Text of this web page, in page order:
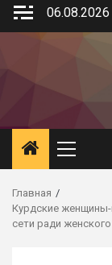
06.08.2026
Главная
Курдские
сети ради